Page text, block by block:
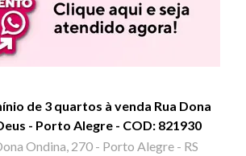
de 3 quartos à venda Rua Dona
- Porto Alegre - COD: 821930
Ondina, 270 - Porto Alegre - RS